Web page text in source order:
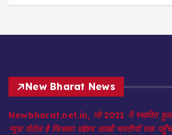
New Bharat News
Newbharat.net.in, जो 2021 में स्थापित हुआ,
न्यूज़ पोर्टल है जिसका उद्देश्य लाखों भारतीयों तक